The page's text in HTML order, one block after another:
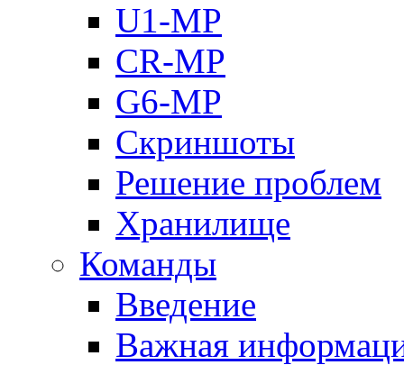
U1-MP
CR-MP
G6-MP
Скриншоты
Решение проблем
Хранилище
Команды
Введение
Важная